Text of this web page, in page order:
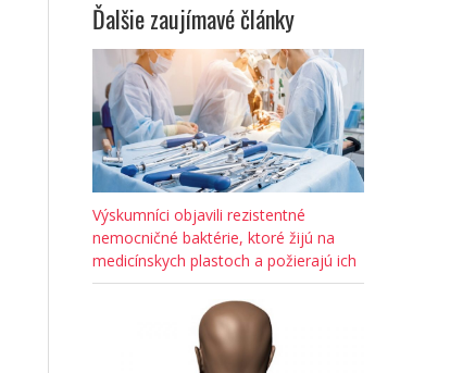
Ďalšie zaujímavé články
Výskumníci objavili rezistentné
nemocničné baktérie, ktoré žijú na
medicínskych plastoch a požierajú ich